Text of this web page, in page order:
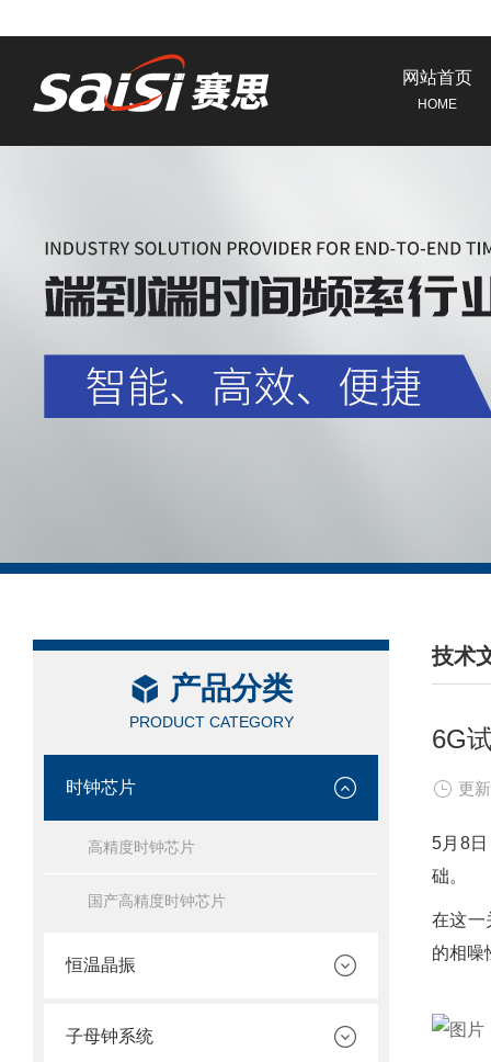
网站首页
HOME
产品分类
PRODUCT CATEGORY
时钟芯片
高精度时钟芯片
国产高精度时钟芯片
恒温晶振
子母钟系统
技术
/
6G
更
5月8
础。
在这一
的相噪